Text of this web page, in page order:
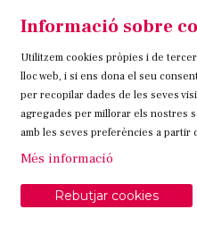
972 58 18 48 | 972 57 00
Sitemap Avís Legal
Informació sobre
Utilitzem cookies pròpies i de
lloc web, i si ens dona el seu
per recopilar dades de les seves
agregades per millorar els nostres
amb les seves preferències a partir
Més informació
Rebutjar cookies